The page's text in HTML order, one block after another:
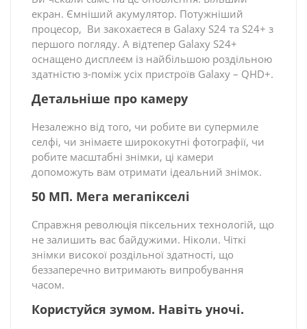
екран. Ємніший акумулятор. Потужніший
процесор, Ви закохаєтеся в Galaxy S24 та S24+ з
першого погляду. А відтепер Galaxy S24+
оснащено дисплеєм із найбільшою роздільною
здатністю з-поміж усіх пристроїв Galaxy – QHD+.
Детальніше про камеру
Незалежно від того, чи робите ви супермиле
селфі, чи знімаєте ширококутні фотографії, чи
робите масштабні знімки, ці камери
допоможуть вам отримати ідеальний знімок.
50 МП. Мега мегапікселі
Справжня революція піксельних технологій, що
не залишить вас байдужими. Ніколи. Чіткі
знімки високої роздільної здатності, що
беззаперечно витримають випробування
часом.
Користуйся зумом. Навіть уночі.